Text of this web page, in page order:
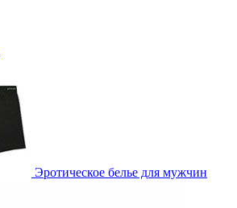
Эротическое белье для мужчин